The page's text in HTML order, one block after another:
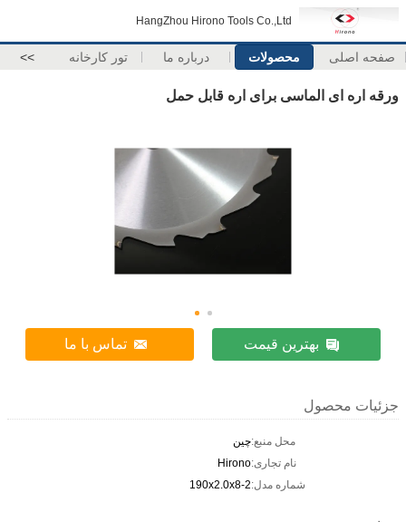
HangZhou Hirono Tools Co.,Ltd
صفحه اصلی محصولات درباره ما تور کارخانه >>
ورقه اره ای الماسی برای اره قابل حمل
بهترین قیمت تماس با ما
جزئیات محصول
محل منبع:چین
نام تجاری:Hirono
شماره مدل:190x2.0x8-2